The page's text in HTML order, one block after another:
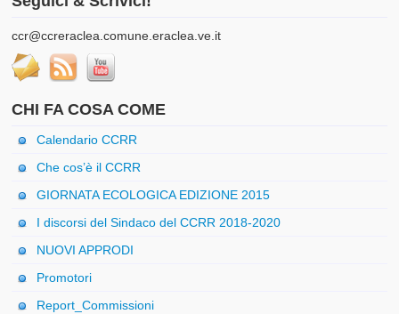
ccr@ccreraclea.comune.eraclea.ve.it
CHI FA COSA COME
Calendario CCRR
Che cos’è il CCRR
GIORNATA ECOLOGICA EDIZIONE 2015
I discorsi del Sindaco del CCRR 2018-2020
NUOVI APPRODI
Promotori
Report_Commissioni